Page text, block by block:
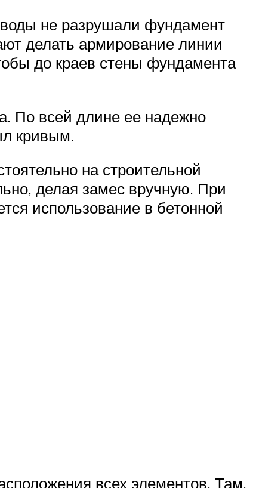
не разрушали фундамент
делать армирование линии
до краев стены фундамента
По всей длине ее надежно
кривым.
на строительной
делая замес вручную. При
использование в бетонной
всех элементов. Там,